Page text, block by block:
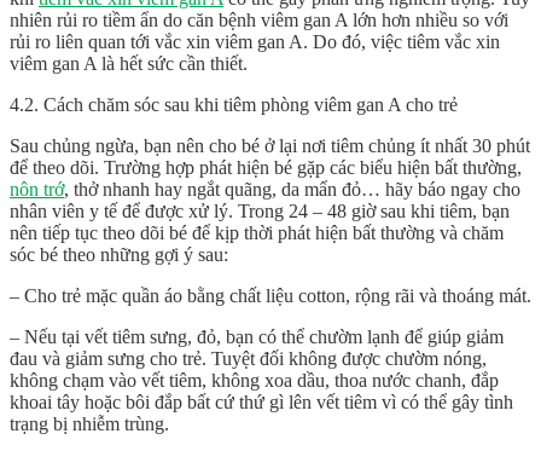
nhiên rủi ro tiềm ẩn do căn bệnh viêm gan A lớn hơn nhiều so với
rủi ro liên quan tới vắc xin viêm gan A. Do đó, việc tiêm vắc xin
viêm gan A là hết sức cần thiết.
4.2. Cách chăm sóc sau khi tiêm phòng viêm gan A cho trẻ
Sau chủng ngừa, bạn nên cho bé ở lại nơi tiêm chủng ít nhất 30 phút
để theo dõi. Trường hợp phát hiện bé gặp các biểu hiện bất thường,
nôn trớ, thở nhanh hay ngắt quãng, da mẩn đỏ… hãy báo ngay cho
nhân viên y tế để được xử lý. Trong 24 – 48 giờ sau khi tiêm, bạn
nên tiếp tục theo dõi bé để kịp thời phát hiện bất thường và chăm
sóc bé theo những gợi ý sau:
– Cho trẻ mặc quần áo bằng chất liệu cotton, rộng rãi và thoáng mát.
– Nếu tại vết tiêm sưng, đỏ, bạn có thể chườm lạnh để giúp giảm
đau và giảm sưng cho trẻ. Tuyệt đối không được chườm nóng,
không chạm vào vết tiêm, không xoa dầu, thoa nước chanh, đắp
khoai tây hoặc bôi đắp bất cứ thứ gì lên vết tiêm vì có thể gây tình
trạng bị nhiễm trùng.